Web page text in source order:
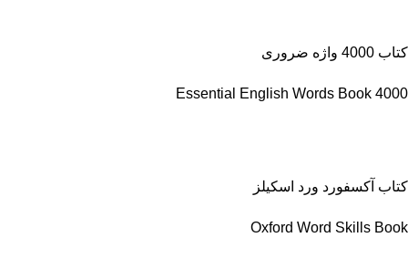
کتاب 4000 واژه ضروری
4000 Essential English Words Book
کتاب آکسفورد ورد اسکیلز
Oxford Word Skills Book